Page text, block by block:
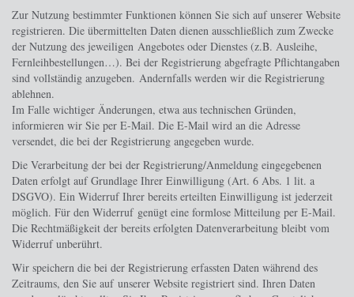
Zur Nutzung bestimmter Funktionen können Sie sich auf unserer Website
registrieren. Die übermittelten Daten dienen ausschließlich zum Zwecke
der Nutzung des jeweiligen Angebotes oder Dienstes (z.B. Ausleihe,
Fernleihbestellungen…). Bei der Registrierung abgefragte Pflichtangaben
sind vollständig anzugeben. Andernfalls werden wir die Registrierung
ablehnen.
Im Falle wichtiger Änderungen, etwa aus technischen Gründen,
informieren wir Sie per E-Mail. Die E-Mail wird an die Adresse
versendet, die bei der Registrierung angegeben wurde.
Die Verarbeitung der bei der Registrierung/Anmeldung eingegebenen
Daten erfolgt auf Grundlage Ihrer Einwilligung (Art. 6 Abs. 1 lit. a
DSGVO). Ein Widerruf Ihrer bereits erteilten Einwilligung ist jederzeit
möglich. Für den Widerruf genügt eine formlose Mitteilung per E-Mail.
Die Rechtmäßigkeit der bereits erfolgten Datenverarbeitung bleibt vom
Widerruf unberührt.
Wir speichern die bei der Registrierung erfassten Daten während des
Zeitraums, den Sie auf unserer Website registriert sind. Ihren Daten